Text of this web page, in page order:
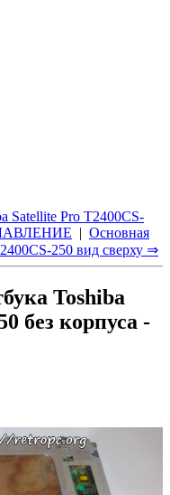
Satellite Pro T2400CS-
| Основная
250 вид сверху ⇒
Toshiba
без корпуса -